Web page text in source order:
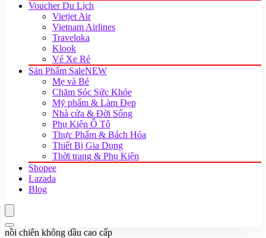
Voucher Du Lịch
Vietjet Air
Vietnam Airlines
Traveloka
Klook
Vé Xe Rẻ
Sản Phẩm SaleNEW
Mẹ và Bé
Chăm Sóc Sức Khỏe
Mỹ phẩm & Làm Đẹp
Nhà cửa & Đời Sống
Phụ Kiện Ô Tô
Thực Phẩm & Bách Hóa
Thiết Bị Gia Dụng
Thời trang & Phụ Kiện
Shopee
Lazada
Blog
nồi chiên không dầu cao cấp